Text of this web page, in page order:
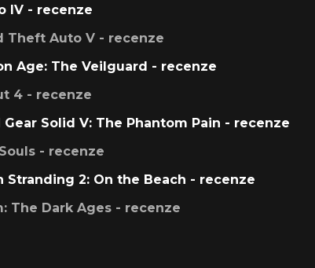
IV - recenze
Theft Auto V - recenze
Age: The Veilguard - recenze
4 - recenze
Gear Solid V: The Phantom Pain - recenze
- recenze
Stranding 2: On the Beach - recenze
The Dark Ages - recenze